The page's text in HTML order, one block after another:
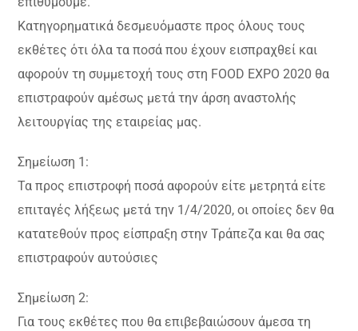
Κατηγορηματικά δεσμευόμαστε προς όλους τους
εκθέτες ότι όλα τα ποσά που έχουν εισπραχθεί και
αφορούν τη συμμετοχή τους στη FOOD EXPO 2020 θα
επιστραφούν αμέσως μετά την άρση αναστολής
λειτουργίας της εταιρείας μας.
Σημείωση 1:
Τα προς επιστροφή ποσά αφορούν είτε μετρητά είτε
επιταγές λήξεως μετά την 1/4/2020, οι οποίες δεν θα
κατατεθούν προς είσπραξη στην Τράπεζα και θα σας
επιστραφούν αυτούσιες
Σημείωση 2:
Για τους εκθέτες που θα επιβεβαιώσουν άμεσα τη